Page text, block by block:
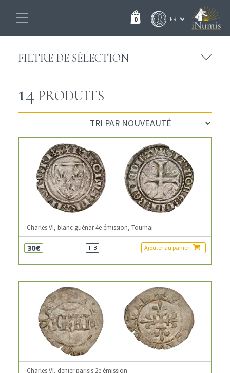
0
FILTRE DE SÉLECTION
14 PRODUITS
Charles VI, blanc guénar 4e émission, Tournai
30€ TTB Ajouter au panier
Charles VI, denier parisis 2e émission